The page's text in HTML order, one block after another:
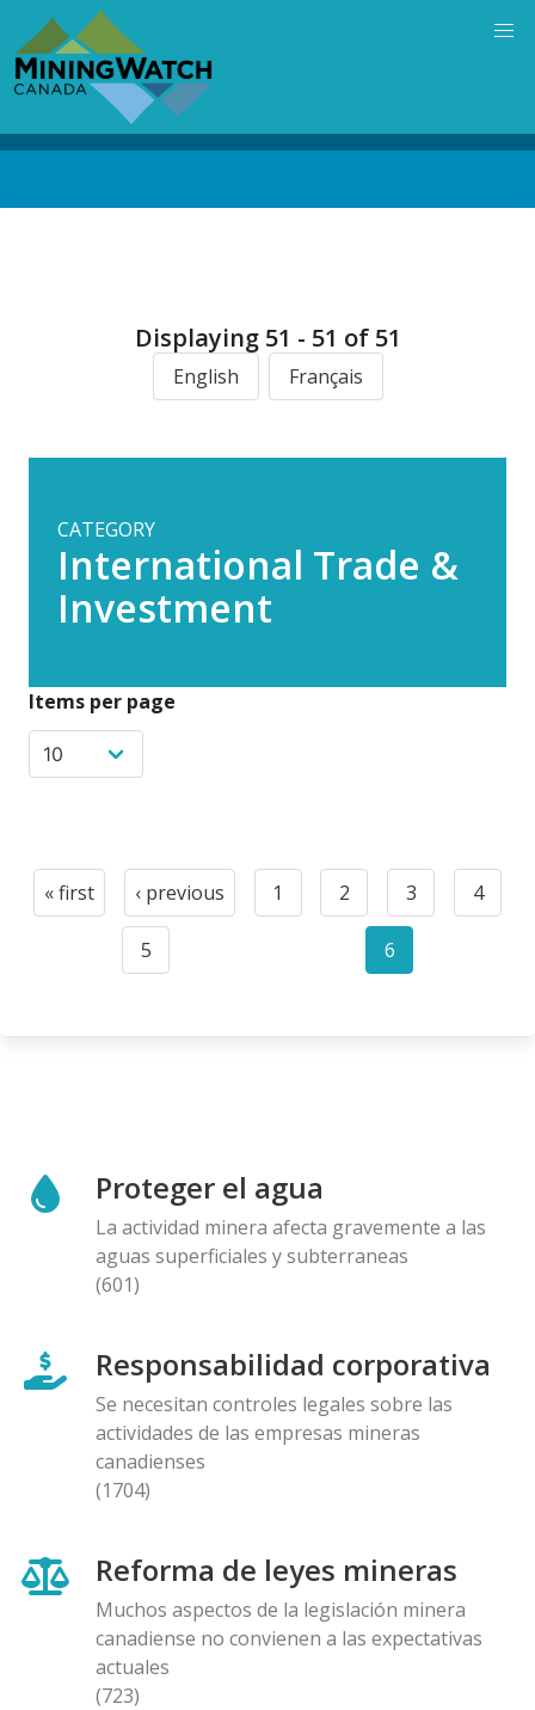
main
content
Displaying 51 - 51 of 51
English Français
CATEGORY
International Trade &
Investment
Items per page
Paginación
First
« first
Previous
‹ previous
Page
1
Page
2
Page
3
Page
4
Page
5
Current
6
Proteger el agua
La actividad minera afecta gravemente a las
aguas superficiales y subterraneas
(601)
Responsabilidad corporativa
Se necesitan controles legales sobre las
actividades de las empresas mineras
canadienses
(1704)
Reforma de leyes mineras
Muchos aspectos de la legislación minera
canadiense no convienen a las expectativas
actuales
(723)